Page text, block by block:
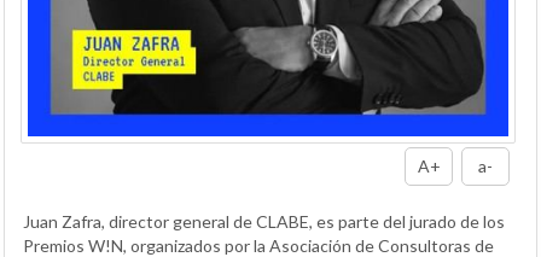
A+ a-
Juan Zafra, director general de CLABE, es parte del jurado de los
Premios W!N, organizados por la Asociación de Consultoras de